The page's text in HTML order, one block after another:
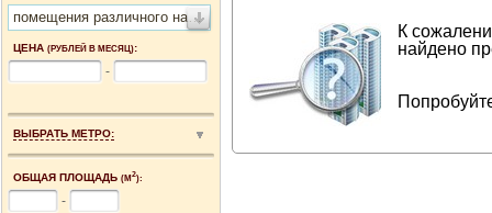
помещения различного назначения
ЦЕНА (РУБЛЕЙ В МЕСЯЦ):
-
ВЫБРАТЬ МЕТРО:
ОБЩАЯ ПЛОЩАДЬ (М2):
-
К
найдено